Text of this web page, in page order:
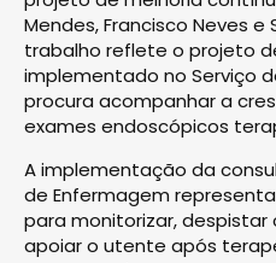
Mendes, Francisco Neves e
trabalho reflete o projeto
implementado no Serviço
procura acompanhar a
exames endoscópicos
A implementação da
de Enfermagem
para monitorizar,
apoiar o utente após